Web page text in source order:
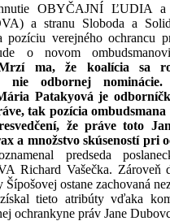
OBYČAJNÍ ĽUDIA a
a stranu Sloboda a
pozíciu verejného ochrancu
o novom
ma, že koalícia sa
nie odbornej
Patakyová je
tak pozícia
že práve toto
a množstvo skúseností pri
predseda
Richard Vašečka. Zároveň
Šípošovej ostane zachovaná
tieto atribúty vďaka
ochrankyne práv Jane